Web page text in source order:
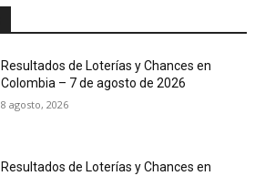
Resultados de Loterías y Chances en
Colombia – 7 de agosto de 2026
8 agosto, 2026
Resultados de Loterías y Chances en